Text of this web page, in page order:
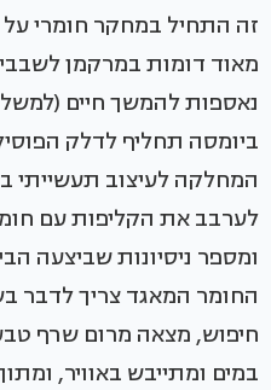
זה התחיל במחקר חומרי על
מאוד דומות במרקמן לשבבי
נאספות להמשך חיים
ביומסה תחליף לדלק
המחלקה לעיצוב תעשייתי
לערבב את הקליפות עם
ומספר ניסיונות שביצעה
החומר המאגד צריך לדבר
חיפוש, מצאה מרום שרף
במים ומתייבש באוויר,